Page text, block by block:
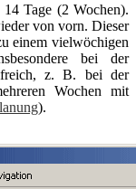
Tage (2 Wochen).
von vorn. Dieser
einem vielwöchigen
bei der
z. B. bei der
Wochen mit
).